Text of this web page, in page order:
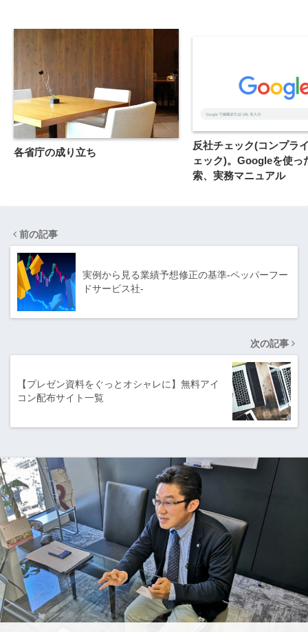
各省庁の成り立ち
反社チェック(コンプラ
ェック)。Googleを使っ
索、実務マニュアル
前の記事
実例から見る業績予想修正の基準-ペッパーフー
ドサービス社-
次の記事
【プレゼン資料をぐっとオシャレに】無料アイ
コン配布サイト一覧